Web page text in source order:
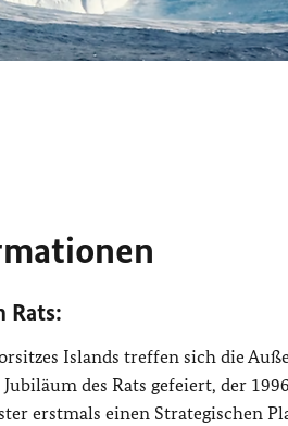
Rats:
Islands treffen sich die
des Rats gefeiert, der
erstmals einen Strategischen